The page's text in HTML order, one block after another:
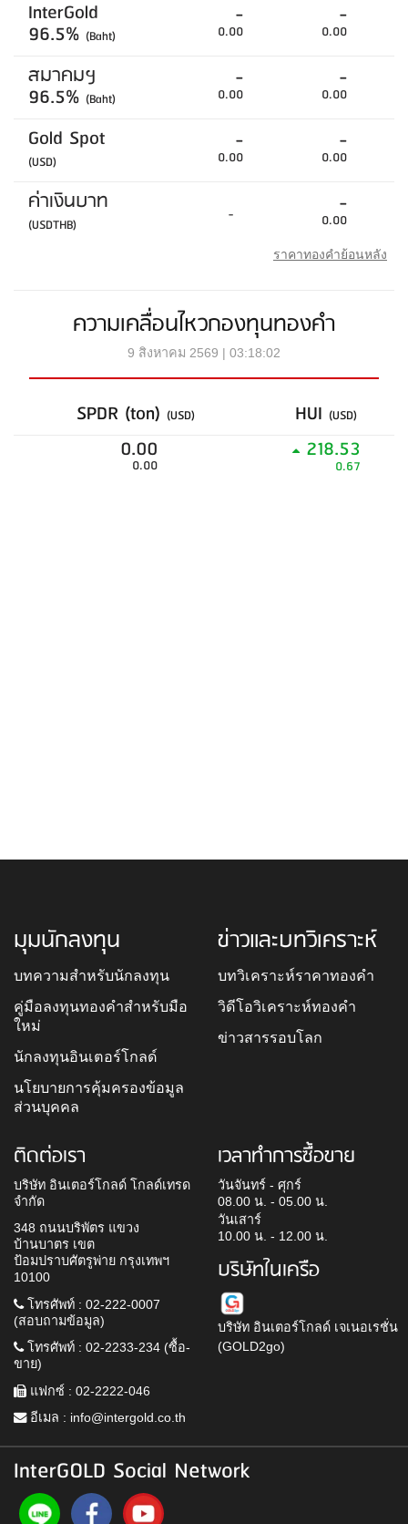
InterGold
96.5% (Baht)
-
0.00
-
0.00
สมาคมฯ
96.5% (Baht)
-
0.00
-
0.00
Gold Spot
(USD)
-
0.00
-
0.00
ค่าเงินบาท
(USDTHB) - -
0.00
ราคาทองคำย้อนหลัง
ความเคลื่อนไหวกองทุนทองคำ
9 สิงหาคม 2569 | 03:18:02
SPDR (ton) (USD) HUI (USD)
0.00
0.00
218.53
0.67
มุมนักลงทุน
บทความสำหรับนักลงทุน
คู่มือลงทุนทองคำสำหรับมือ
ใหม่
นักลงทุนอินเตอร์โกลด์
นโยบายการคุ้มครองข้อมูล
ส่วนบุคคล
ข่าวและบทวิเคราะห์
บทวิเคราะห์ราคาทองคำ
วิดีโอวิเคราะห์ทองคำ
ข่าวสารรอบโลก
ติดต่อเรา
บริษัท อินเตอร์โกลด์ โกลด์เทรด
จำกัด
348 ถนนบริพัตร แขวง
บ้านบาตร เขต
ป้อมปราบศัตรูพ่าย กรุงเทพฯ
10100
โทรศัพท์ : 02-222-0007
(สอบถามข้อมูล)
โทรศัพท์ : 02-2233-234 (ซื้อ-
ขาย)
แฟกซ์ : 02-2222-046
อีเมล : info@intergold.co.th
เวลาทำการซื้อขาย
วันจันทร์ - ศุกร์
08.00 น. - 05.00 น.
วันเสาร์
10.00 น. - 12.00 น.
บริษัทในเครือ
บริษัท อินเตอร์โกลด์ เจเนอเรชั่น
(GOLD2go)
InterGOLD Social Network